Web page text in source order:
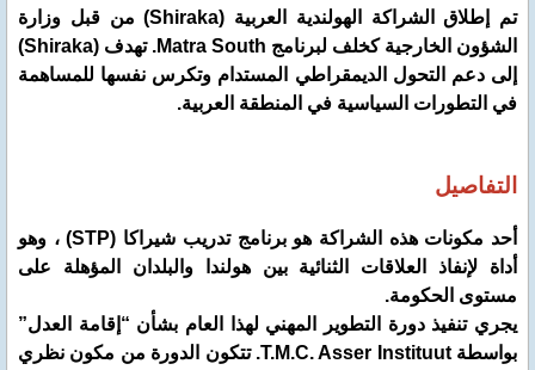
تم إطلاق الشراكة الهولندية العربية (Shiraka) من قبل وزارة
الشؤون الخارجية كخلف لبرنامج Matra South. تهدف (Shiraka)
إلى دعم التحول الديمقراطي المستدام وتكرس نفسها للمساهمة
في التطورات السياسية في المنطقة العربية.
التفاصيل
أحد مكونات هذه الشراكة هو برنامج تدريب شيراكا (STP) ، وهو
أداة لإنفاذ العلاقات الثنائية بين هولندا والبلدان المؤهلة على
مستوى الحكومة.
يجري تنفيذ دورة التطوير المهني لهذا العام بشأن “إقامة العدل”
بواسطة T.M.C. Asser Instituut. تتكون الدورة من مكون نظري